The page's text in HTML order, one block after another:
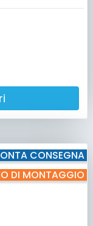
CONSEGNA
DI MONTAGGIO